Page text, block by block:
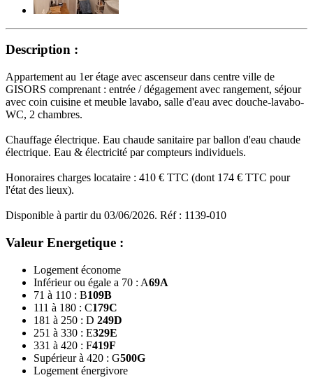
Description :
Appartement au 1er étage avec ascenseur dans centre ville de
GISORS comprenant : entrée / dégagement avec rangement, séjour
avec coin cuisine et meuble lavabo, salle d'eau avec douche-lavabo-
WC, 2 chambres.
Chauffage électrique. Eau chaude sanitaire par ballon d'eau chaude
électrique. Eau & électricité par compteurs individuels.
Honoraires charges locataire : 410 € TTC (dont 174 € TTC pour
l'état des lieux).
Disponible à partir du 03/06/2026. Réf : 1139-010
Valeur Energetique :
Logement économe
Inférieur ou égale a 70 : A69A
71 à 110 : B109B
111 à 180 : C179C
181 à 250 : D 249D
251 à 330 : E329E
331 à 420 : F419F
Supérieur à 420 : G500G
Logement énergivore